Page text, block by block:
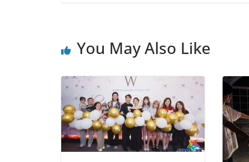
You May Also Like